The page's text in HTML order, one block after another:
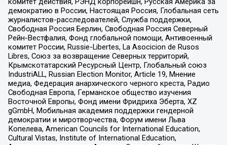
демократию в России, Настоящая Россия, Глобальная сеть
журналистов-расследователей, Служба поддержки,
Свободная Россия Берлин, Свободная Россия Северный
Рейн-Вестфалия, Фонд глобальной помощи, Антивоенный
комитет России, Russie-Libertes, La Asocicion de Rusos
Libres, Союз за возвращение Северных территорий,
Крымскотатарский Ресурсный Центр, Глобальный союз
IndustriALL, Russian Election Monitor, Article 19, Мнение
медиа, Федерация анархического черного креста, Радио
Свободная Европа, Германское общество изучения
Восточной Европы, Фонд имени Фридриха Эберта, XZ
gGmbH, Мобильная академия поддержки гендерной
демократии и миротворчества, Форум имени Льва
Копелева, American Councils for International Education,
Cultural Vistas, Institute of International Education,